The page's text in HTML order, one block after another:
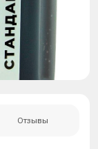
Отзывы